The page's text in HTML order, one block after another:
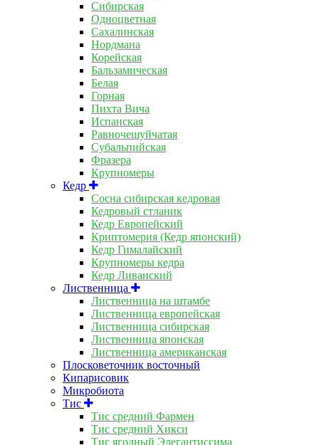
Сибирская
Одноцветная
Сахалинская
Нордмана
Корейская
Бальзамическая
Белая
Горная
Пихта Вича
Испанская
Равночешуйчатая
Субальпийская
Фразера
Крупномеры
Кедр
Сосна сибирская кедровая
Кедровый стланик
Кедр Европейский
Криптомерия (Кедр японский)
Кедр Гималайский
Крупномеры кедра
Кедр Ливанский
Лиственница
Лиственница на штамбе
Лиственница европейская
Лиственница сибирская
Лиственница японская
Лиственница американская
Плосковеточник восточный
Кипарисовик
Микробиота
Тис
Тис средний Фармен
Тис средний Хикси
Тис ягодный Элегантиссима